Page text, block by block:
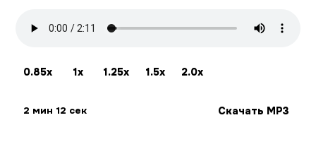
0.85x 1x 1.25x 1.5x 2.0x
2 мин 12 сек Скачать MP3